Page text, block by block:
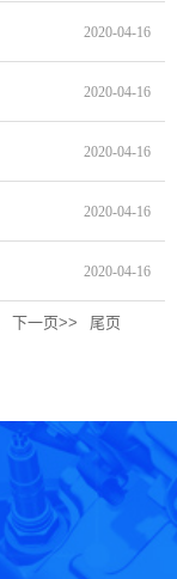
2020-04-16
2020-04-16
2020-04-16
2020-04-16
2020-04-16
下一页>>
尾页